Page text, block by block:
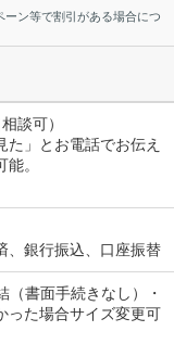
ン等で割引がある場合につ
談可）
た」とお電話でお伝え
。
、銀行振込、口座振替
（書面手続きなし）・
った場合サイズ変更可